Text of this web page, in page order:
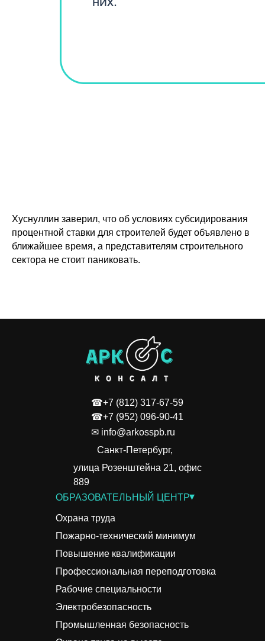
Хуснуллин заверил, что об условиях субсидирования
процентной ставки для строителей будет объявлено в
ближайшее время, а представителям строительного
сектора не стоит паниковать.
ОБРАЗОВАТЕЛЬНЫЙ ЦЕНТР
Охрана труда
▾
Повышение квалификации
Профессиональная переподготовка
Рабочие специальности
Электробезопасность
Промышленная безопасность
☎+7 (812) 317-67-59
☎+7 (952) 096-90-41
✉ info@arkosspb.ru
Санкт-Петербург,
улица Розенштейна 21, офис
889
Пожарно-технический минимум